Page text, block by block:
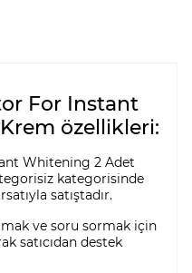
For Instant
özellikleri:
Whitening 2 Adet
kategorisinde
satıştadır.
ve soru sormak için
satıcıdan destek